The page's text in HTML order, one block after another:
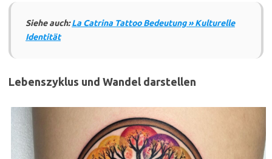
Siehe auch:La Catrina Tattoo Bedeutung » Kulturelle
Identität
Lebenszyklus und Wandel darstellen